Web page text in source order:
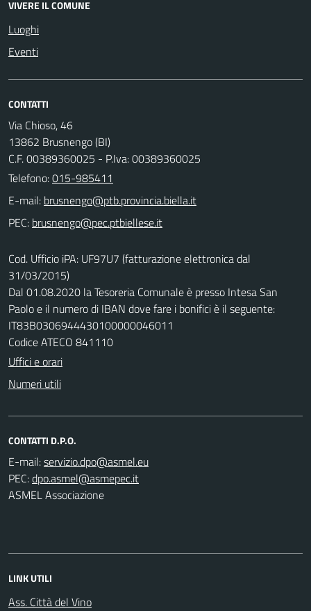
VIVERE IL COMUNE
Luoghi
Eventi
CONTATTI
Via Chioso, 46
13862 Brusnengo (BI)
C.F. 00389360025 - P.Iva: 00389360025
Telefono:015-985411
E-mail:
PEC:
Cod. Ufficio iPA: UF97U7 (fatturazione elettronica dal
31/03/2015)
Dal 01.08.2020 la Tesoreria Comunale è presso Intesa San
Paolo e il numero di IBAN dove fare i bonifici è il seguente:
IT83B0306944430100000046011
Codice ATECO 841110
Uffici e orari
Numeri utili
CONTATTI D.P.O.
E-mail:
PEC:
ASMEL Associazione
LINK UTILI
Ass. Città del Vino